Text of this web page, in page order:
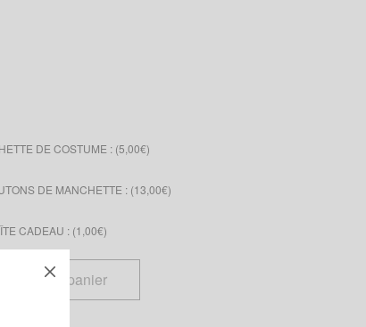
DE COSTUME : (5,00€)
DE MANCHETTE : (13,00€)
CADEAU : (1,00€)
Ajouter au panier